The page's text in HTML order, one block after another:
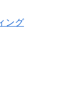
ング